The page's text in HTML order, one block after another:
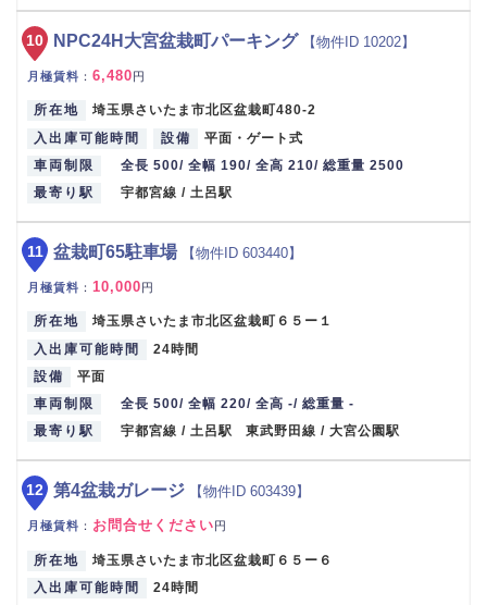
NPC24H大宮盆栽町パーキング 【物件ID 10202】
月極賃料 ： 6,480円
所在地
埼玉県さいたま市北区盆栽町480-2
入出庫可能時間
設備
平面・ゲート式
車両制限
全長 500/ 全幅 190/ 全高 210/ 総重量 2500
最寄り駅
宇都宮線 / 土呂駅
10
盆栽町65駐車場 【物件ID 603440】
月極賃料 ： 10,000円
所在地
埼玉県さいたま市北区盆栽町６５ー１
入出庫可能時間
24時間
設備
平面
車両制限
全長 500/ 全幅 220/ 全高 -/ 総重量 -
最寄り駅
宇都宮線 / 土呂駅 東武野田線 / 大宮公園駅
11
第4盆栽ガレージ 【物件ID 603439】
月極賃料 ： お問合せください 円
所在地
埼玉県さいたま市北区盆栽町６５ー６
入出庫可能時間
24時間
12